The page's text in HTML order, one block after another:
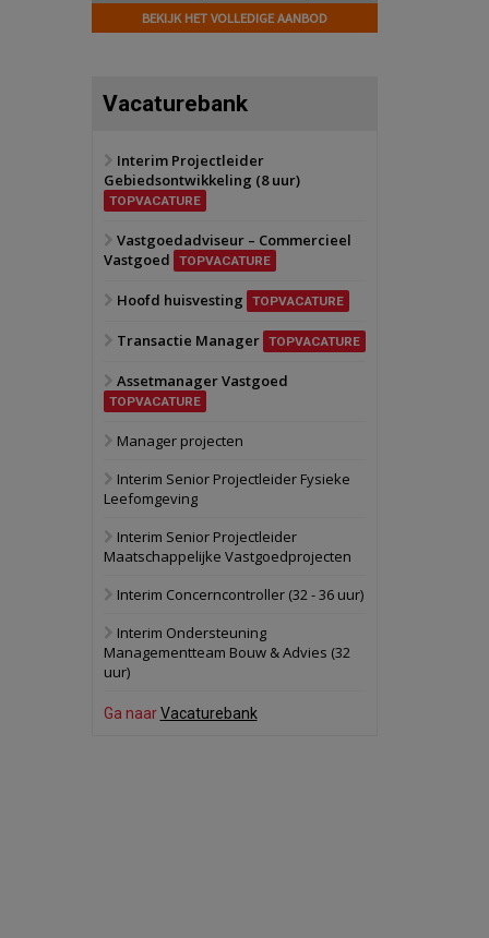
17 september 2026
Voormalig
Zwanenburg
6 oktober 2026
Oranje
28 september 2026
bedrijventerrein
Bekijk
Schuinesloot
politiebureau
17 september 2026
Voormalig
BEKIJK HET VOLLEDIGE AANBOD
Vacaturebank
Interim Projectleider
Gebiedsontwikkeling (8 uur)
TOPVACATURE
Vastgoedadviseur – Commercieel
Vastgoed
TOPVACATURE
Hoofd huisvesting TOPVACATURE
Transactie Manager TOPVACATURE
Assetmanager Vastgoed
TOPVACATURE
Manager projecten
Interim Senior Projectleider Fysieke
Leefomgeving
Interim Senior Projectleider
Maatschappelijke Vastgoedprojecten
Interim Concerncontroller (32 - 36 uur)
Interim Ondersteuning
Managementteam Bouw & Advies (32
uur)
Ga naarVacaturebank